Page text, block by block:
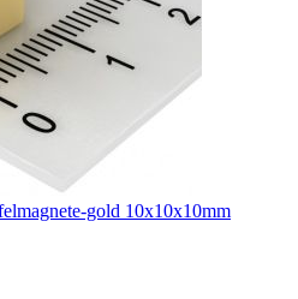
gold 10x10x10mm